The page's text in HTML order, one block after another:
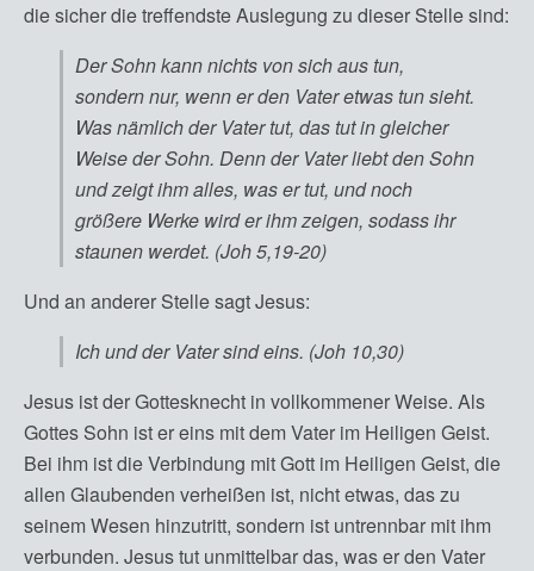
die sicher die treffendste Auslegung zu dieser Stelle sind:
Der Sohn kann nichts von sich aus tun,
sondern nur, wenn er den Vater etwas tun sieht.
Was nämlich der Vater tut, das tut in gleicher
Weise der Sohn. Denn der Vater liebt den Sohn
und zeigt ihm alles, was er tut, und noch
größere Werke wird er ihm zeigen, sodass ihr
staunen werdet. (Joh 5,19-20)
Und an anderer Stelle sagt Jesus:
Ich und der Vater sind eins. (Joh 10,30)
Jesus ist der Gottesknecht in vollkommener Weise. Als
Gottes Sohn ist er eins mit dem Vater im Heiligen Geist.
Bei ihm ist die Verbindung mit Gott im Heiligen Geist, die
allen Glaubenden verheißen ist, nicht etwas, das zu
seinem Wesen hinzutritt, sondern ist untrennbar mit ihm
verbunden. Jesus tut unmittelbar das, was er den Vater